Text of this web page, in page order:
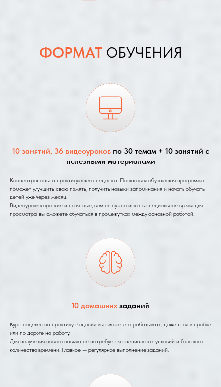
ФОРМАТ ОБУЧЕНИЯ
10 занятий, 36 видеоуроковпо 30 темам + 10 занятий с
полезными материалами
Концентрат опыта практикующего педагога. Пошаговая обучающая программа
поможет улучшить свою память, получить навыки запоминания и начать обучать
детей уже через месяц.
Видеоуроки короткие и понятные, вам не нужно искать специальное время для
просмотра, вы сможете обучаться в промежутках между основной работой.
10 домашних заданий
Курс нацелен на практику. Задания вы сможете отрабатывать, даже стоя в пробке
или по дороге на работу.
Для получения нового навыка не потребуется специальных условий и большого
количества времени. Главное — регулярное выполнение заданий.